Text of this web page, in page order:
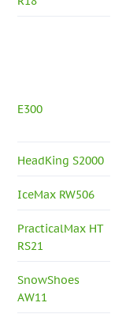
E300
HeadKing S2000
IceMax RW506
PracticalMax HT
RS21
SnowShoes
AW11